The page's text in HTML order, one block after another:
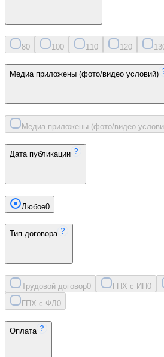
80 100 11 0 120 13
Медиа приложены (фото/видео условий)
Медиа приложены (фото/видео
Дата публикации
Любое0
Тип договора
Трудовой договор0 ГПХ с ИП0
ГПХ с ФЛ 0
Оплата